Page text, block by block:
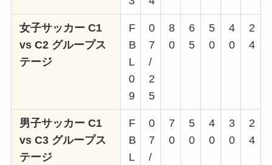
女子サッカー C1
vs C2 グループス
テージ
F
B
L
0
9
0
7
/
2
5
8
0
6
5
5
0
4
0
2
4
男子サッカー C1
vs C3 グループス
テージ
F
B
L
0
7
/
7
0
5
0
4
0
3
0
2
4